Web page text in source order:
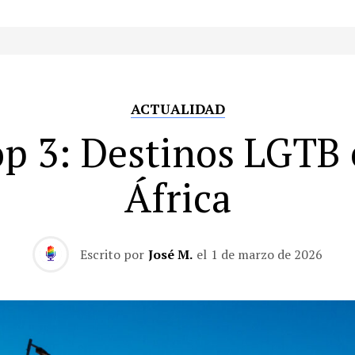
ACTUALIDAD
3: Destinos LGTB
África
Escrito por José M. el 1 de marzo de 2026